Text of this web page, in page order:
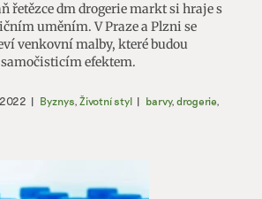
řetězce dm drogerie markt si hraje s
uměním. V Praze a Plzni se
venkovní malby, které budou
efektem.
| Byznys, Životní styl | barvy, drogerie,